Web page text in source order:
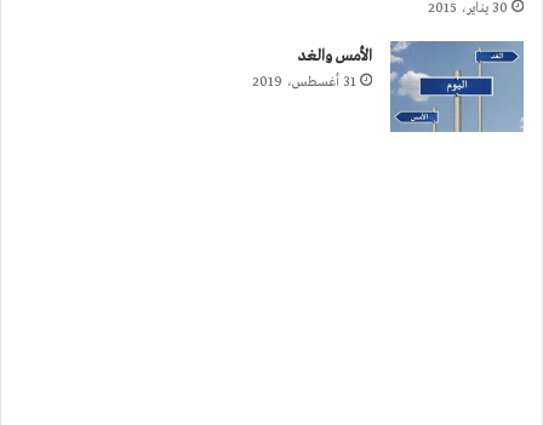
30 يناير، 2015
الأمس والغد
31 أغسطس، 2019